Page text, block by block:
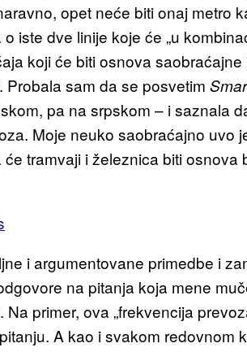
opet neće biti onaj metro
iste dve linije koje će „u
koji će biti osnova
. Probala sam da se posvetim S
pa na srpskom – i saznala
Moje neuko saobraćajno uvo
tramvaji i železnica biti osnova
i argumentovane primedbe i
na pitanja koja mene
. Na primer, ova „frekvencija
A kao i svakom redovnom